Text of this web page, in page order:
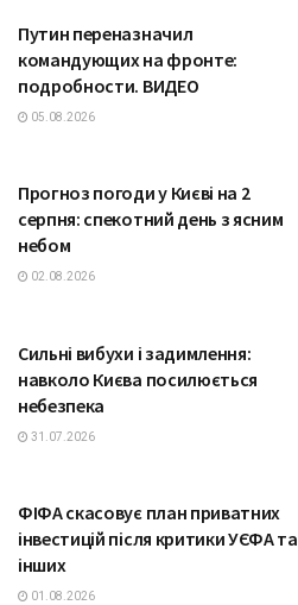
Путин переназначил
командующих на фронте:
подробности. ВИДЕО
05.08.2026
Прогноз погоди у Києві на 2
серпня: спекотний день з ясним
небом
02.08.2026
Сильні вибухи і задимлення:
навколо Києва посилюється
небезпека
31.07.2026
ФІФА скасовує план приватних
інвестицій після критики УЄФА та
інших
01.08.2026